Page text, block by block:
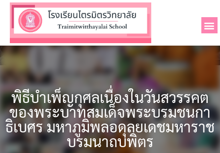
พิธีบำเพ็ญกุศลเนื่องในวันสวรรคต
ของพระบาทสมเด็จพระบรมชนกา
ธิเบศร มหาภูมิพลอดุลยเดชมหาราช
บรมนาถบพิตร